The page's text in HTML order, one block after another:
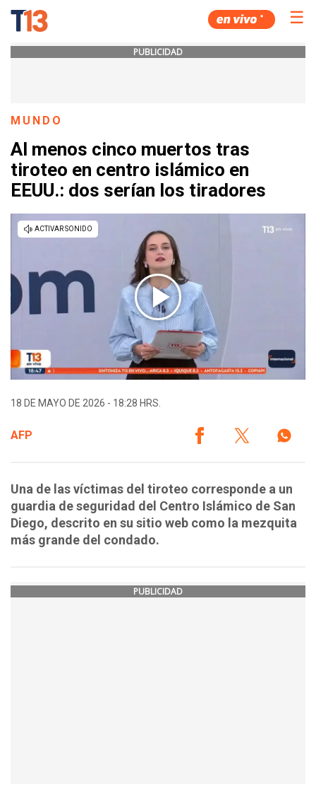
☰
PUBLICIDAD
MUNDO
Al menos cinco muertos tras
tiroteo en centro islámico en
EEUU.: dos serían los tiradores
18 DE MAYO DE 2026 - 18:28 HRS.
AFP
Una de las víctimas del tiroteo corresponde a un
guardia de seguridad del Centro Islámico de San
Diego, descrito en su sitio web como la mezquita
más grande del condado.
PUBLICIDAD